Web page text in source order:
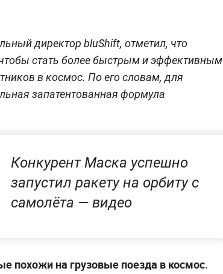
директор bluShift, отметил, что
стать более быстрым и эффективным
в космос. По его словам, для
запатентованная формула
Конкурент Маска успешно
запустил ракету на орбиту с
самолёта — видео
похожи на грузовые поезда в космос.